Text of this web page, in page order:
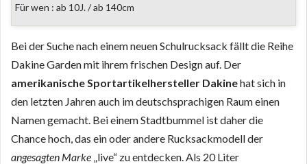
Für wen : ab 10J. / ab 140cm
Bei der Suche nach einem neuen Schulrucksack fällt die Reihe
Dakine Garden mit ihrem frischen Design auf. Der
amerikanische Sportartikelhersteller Dakinehat sich in
den letzten Jahren auch im deutschsprachigen Raum einen
Namen gemacht. Bei einem Stadtbummel ist daher die
Chance hoch, das ein oder andere Rucksackmodell der
angesagten Marke „live“ zu entdecken. Als 20 Liter